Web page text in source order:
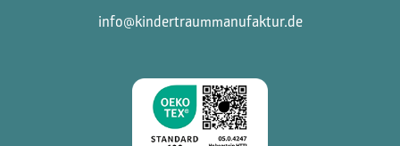
info@kindertraummanufaktur.de